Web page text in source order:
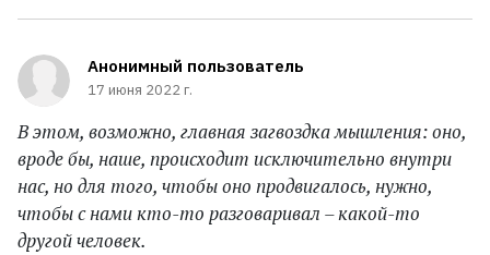
Анонимный пользователь
17 июня 2022 г.
В этом, возможно, главная загвоздка мышления: оно,
вроде бы, наше, происходит исключительно внутри
нас, но для того, чтобы оно продвигалось, нужно,
чтобы с нами кто-то разговаривал – какой-то
другой человек.